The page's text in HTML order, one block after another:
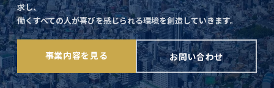
求し、
働くすべての人が喜びを感じられる環境を創造していきます。
事業内容を見る お問い合わせ